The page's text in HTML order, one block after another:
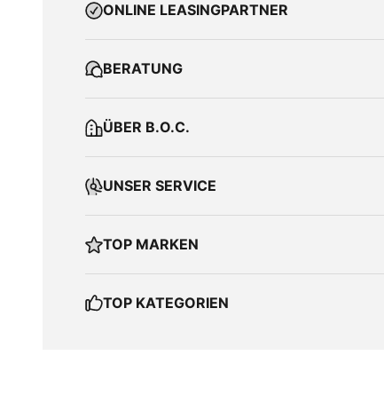
ONLINE LEASINGPARTNER
BERATUNG
ÜBER B.O.C.
UNSER SERVICE
TOP MARKEN
TOP KATEGORIEN